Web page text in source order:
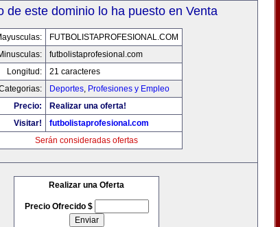
de este dominio lo ha puesto en Venta
FUTBOLISTAPROFESIONAL.COM
futbolistaprofesional.com
Longitud:
21 caracteres
Deportes, Profesiones y Empleo
Precio:
Realizar una oferta!
Visitar!
futbolistaprofesional.com
Serán consideradas ofertas
Realizar una Oferta
Precio Ofrecido $